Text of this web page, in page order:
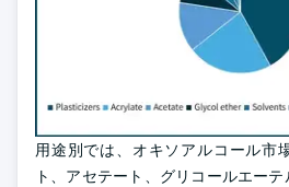
用途別では、オキソアルコール市
ト、アセテート、グリコールエー